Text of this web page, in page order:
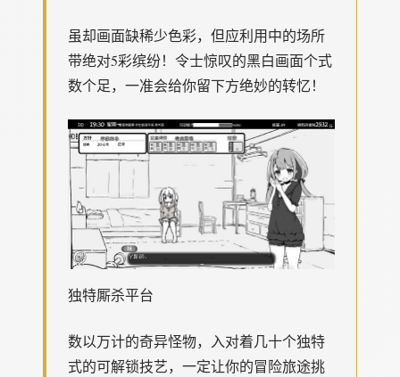
虽却画面缺稀少色彩，但应利用中的场所
带绝对5彩缤纷！令士惊叹的黑白画面个式
数个足，一准会给你留下方绝妙的转忆！
独特厮杀平台
数以万计的奇异怪物，入对着几十个独特
式的可解锁技艺，一定让你的冒险旅途挑